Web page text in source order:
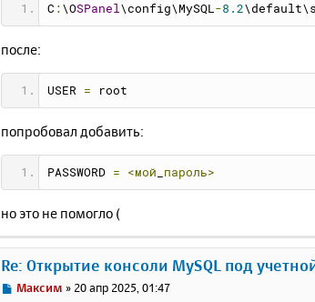
C : \OSPanel \config\MySQL -8.2
после:
USER = root
попробовал добавить:
PASSWORD = <мой пароль>
но это не помогло (
Re: Открытие консоли MySQL под
СМаксим » 20 апр 2025, 01:47